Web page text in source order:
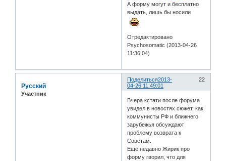
А форму могут и бесплатно
выдать, лишь бы носили
Отредактировано
Psychosomatic (2013-04-26
11:36:04)
Поделиться 22
2013-
04-26 11:49:01
Русский
Участник
Вчера кстати после форума
увидел в новостях сюжет, как
коммунисты РФ и ближнего
зарубежья обсуждают
проблему возврата к
Советам.
Ещё недавно Жирик про
форму гворил, что для